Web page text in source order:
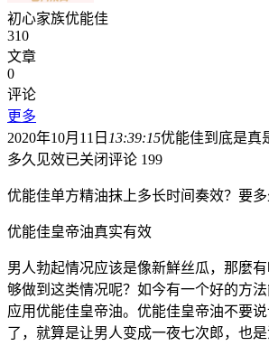
初心家族优能佳
310
文章
0
评论
更多
2020年10月11日 13:39:15优能佳到底是真
多久见效已关闭评论 199
优能佳单方精油抹上多长时间奏效？要多
优能佳皇帝油真实有效
男人勃起情况应该是像新鮮丝瓜，那麼
够做到这类情况呢？如今有一个好的方
应用优能佳皇帝油。优能佳皇帝油不要
了，就算是让男人变成一夜七次郎，也